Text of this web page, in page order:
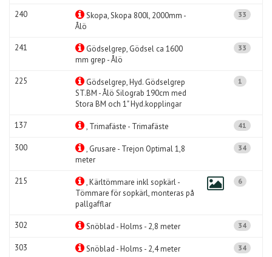
240
Skopa, Skopa 800l, 2000mm -
Ålö
33
241
Gödselgrep, Gödsel ca 1600
mm grep - Ålö
33
225
Gödselgrep, Hyd. Gödselgrep
ST.BM - Ålö Silograb 190cm med
Stora BM och 1" Hyd.kopplingar
1
137 , Trimafäste - Trimafäste 41
300
, Grusare - Trejon Optimal 1,8
meter
34
215
, Kärltömmare inkl sopkärl -
Tömmare för sopkärl, monteras på
pallgafflar
6
302 Snöblad - Holms - 2,8 meter 34
303 Snöblad - Holms - 2,4 meter 34